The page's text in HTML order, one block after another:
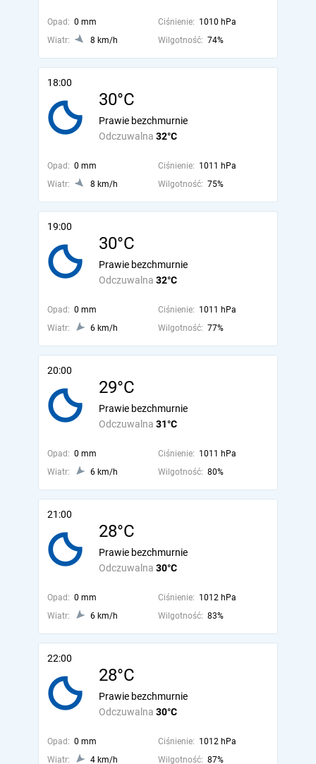
Opad: 0 mm Ciśnienie: 1010 hPa
Wiatr:
8 km/h Wilgotność: 74%
18:00
30°C
Odczuwalna 32°C
Prawie bezchmurnie
Opad: 0 mm Ciśnienie: 1011 hPa
Wiatr:
8 km/h Wilgotność: 75%
19:00
30°C
Odczuwalna 32°C
Prawie bezchmurnie
Opad: 0 mm Ciśnienie: 1011 hPa
Wiatr:
6 km/h Wilgotność: 77%
20:00
29°C
Odczuwalna 31°C
Prawie bezchmurnie
Opad: 0 mm Ciśnienie: 1011 hPa
Wiatr:
6 km/h Wilgotność: 80%
21:00
28°C
Odczuwalna 30°C
Prawie bezchmurnie
Opad: 0 mm Ciśnienie: 1012 hPa
Wiatr:
6 km/h Wilgotność: 83%
22:00
28°C
Odczuwalna 30°C
Prawie bezchmurnie
Opad: 0 mm Ciśnienie: 1012 hPa
Wiatr:
4 km/h Wilgotność: 87%